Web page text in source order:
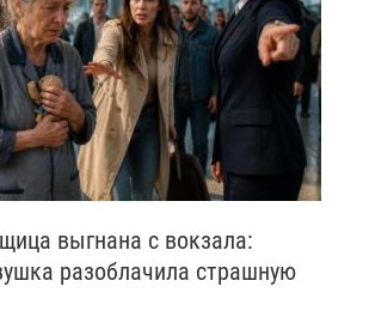
выгнана с вокзала:
разоблачила страшную